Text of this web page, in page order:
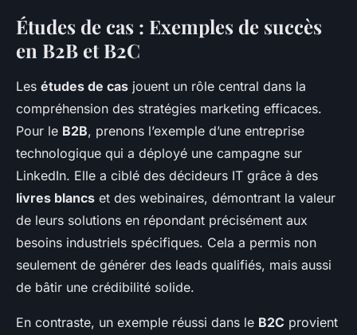
Études de cas : Exemples de succès
en B2B et B2C
Les études de cas jouent un rôle central dans la
compréhension des stratégies marketing efficaces.
Pour le B2B, prenons l’exemple d’une entreprise
technologique qui a déployé une campagne sur
LinkedIn. Elle a ciblé des décideurs IT grâce à des
livres blancs et des webinaires, démontrant la valeur
de leurs solutions en répondant précisément aux
besoins industriels spécifiques. Cela a permis non
seulement de générer des leads qualifiés, mais aussi
de bâtir une crédibilité solide.
En contraste, un exemple réussi dans le B2C provient